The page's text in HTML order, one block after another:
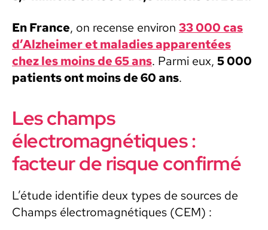
En France, on recense env­i­ron 33 000 cas
d’Alzheimer et mal­adies appar­en­tées
chez les moins de 65 ans. Par­mi eux, 5 000
patients ont moins de 60 ans.
Les champs
électromagnétiques :
facteur de risque confirmé
L’étude iden­ti­fie deux types de sources de
Champs élec­tro­mag­né­tiques (CEM) :